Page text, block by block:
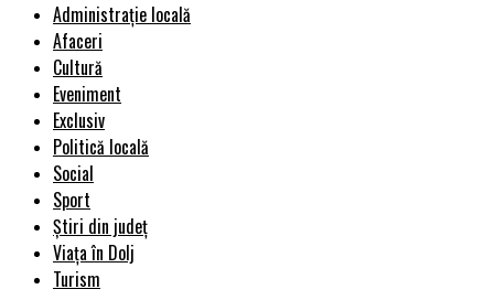
Administrație locală
Afaceri
Cultură
Eveniment
Exclusiv
Politică locală
Social
Sport
Știri din județ
Viața în Dolj
Turism